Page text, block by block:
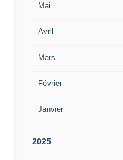
Mai
Avril
Mars
Février
Janvier
2025